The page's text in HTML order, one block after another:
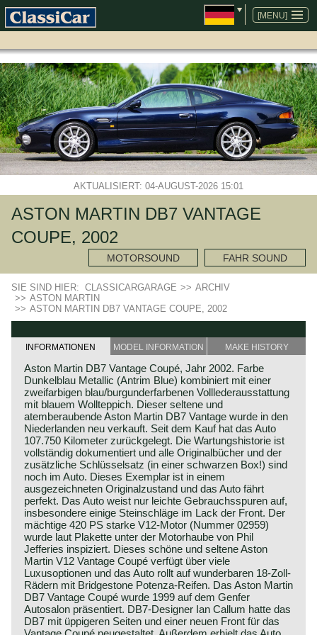
[MENU]
NAVIGATION
ÜBERSPRINGEN
AKTUALISIERT: 04-AUGUST-2026 15:01
ASTON MARTIN DB7 VANTAGE
COUPE, 2002
MOTORSOUND FAHR SOUND
SIE SIND HIER: CLASSICARGARAGE >> ARCHIV
>> ASTON MARTIN
>> ASTON MARTIN DB7 VANTAGE COUPE, 2002
INFORMATIONEN MODEL INFORMATION MAKE HISTORY
Aston Martin DB7 Vantage Coupé, Jahr 2002. Farbe
Dunkelblau Metallic (Antrim Blue) kombiniert mit einer
zweifarbigen blau/burgunderfarbenen Volllederausstattung
mit blauem Wollteppich. Dieser seltene und
atemberaubende Aston Martin DB7 Vantage wurde in den
Niederlanden neu verkauft. Seit dem Kauf hat das Auto
107.750 Kilometer zurückgelegt. Die Wartungshistorie ist
vollständig dokumentiert und alle Originalbücher und der
zusätzliche Schlüsselsatz (in einer schwarzen Box!) sind
noch im Auto. Dieses Exemplar ist in einem
ausgezeichneten Originalzustand und das Auto fährt
perfekt. Das Auto weist nur leichte Gebrauchsspuren auf,
insbesondere einige Steinschläge im Lack der Front. Der
mächtige 420 PS starke V12-Motor (Nummer 02959)
wurde laut Plakette unter der Motorhaube von Phil
Jefferies inspiziert. Dieses schöne und seltene Aston
Martin V12 Vantage Coupé verfügt über viele
Luxusoptionen und das Auto rollt auf wunderbaren 18-Zoll-
Rädern mit Bridgestone Potenza-Reifen. Das Aston Martin
DB7 Vantage Coupé wurde 1999 auf dem Genfer
Autosalon präsentiert. DB7-Designer Ian Callum hatte das
DB7 mit üppigeren Seiten und einer neuen Front für das